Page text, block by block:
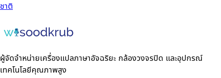
ชาติ
ผู้จัดจำหน่ายเครื่องแปลภาษาอัจฉริยะ กล้องวงจรปิด และอุปกรณ์
เทคโนโลยีคุณภาพสูง